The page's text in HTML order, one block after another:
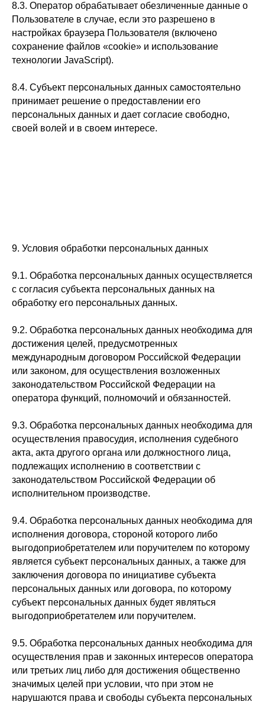
8.3. Оператор обрабатывает обезличенные данные о
Пользователе в случае, если это разрешено в
настройках браузера Пользователя (включено
сохранение файлов «cookie» и использование
технологии JavaScript).
8.4. Субъект персональных данных самостоятельно
принимает решение о предоставлении его
персональных данных и дает согласие свободно,
своей волей и в своем интересе.
9. Условия обработки персональных данных
9.1. Обработка персональных данных осуществляется
с согласия субъекта персональных данных на
обработку его персональных данных.
9.2. Обработка персональных данных необходима для
достижения целей, предусмотренных
международным договором Российской Федерации
или законом, для осуществления возложенных
законодательством Российской Федерации на
оператора функций, полномочий и обязанностей.
9.3. Обработка персональных данных необходима для
осуществления правосудия, исполнения судебного
акта, акта другого органа или должностного лица,
подлежащих исполнению в соответствии с
законодательством Российской Федерации об
исполнительном производстве.
9.4. Обработка персональных данных необходима для
исполнения договора, стороной которого либо
выгодоприобретателем или поручителем по которому
является субъект персональных данных, а также для
заключения договора по инициативе субъекта
персональных данных или договора, по которому
субъект персональных данных будет являться
выгодоприобретателем или поручителем.
9.5. Обработка персональных данных необходима для
осуществления прав и законных интересов оператора
или третьих лиц либо для достижения общественно
значимых целей при условии, что при этом не
нарушаются права и свободы субъекта персональных
Оборудование
Лицензия
Услуги
© 2025 Все права защищены
и инъекционной косметологии.
Спецпредложения
Контакты
Специалисты
Сертификаты